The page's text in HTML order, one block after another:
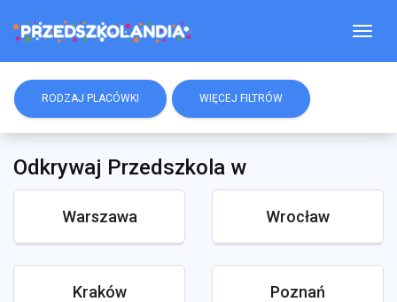
RODZAJ PLACÓWKI WIĘCEJ FILTRÓW
Odkrywaj Przedszkola w
Warszawa Wrocław
Kraków Poznań